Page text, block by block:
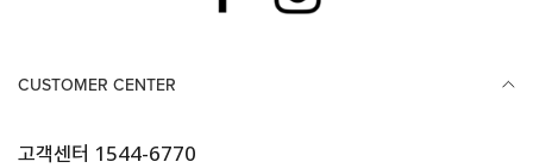
CUSTOMER CENTER
고객센터 1544-6770